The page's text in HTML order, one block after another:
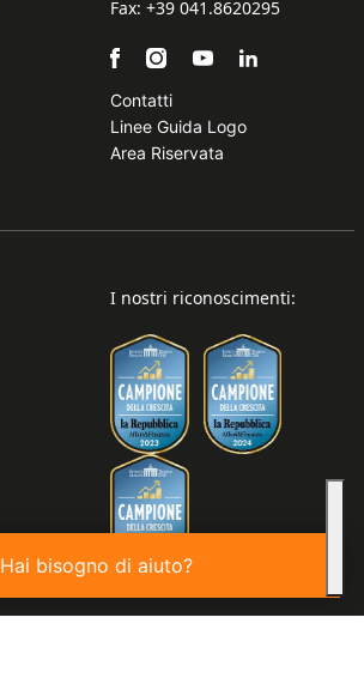
Hai bisogno di aiuto?
Fax: +39 041.8620295
Contatti
Linee Guida Logo
Area Riservata
I nostri riconoscimenti: